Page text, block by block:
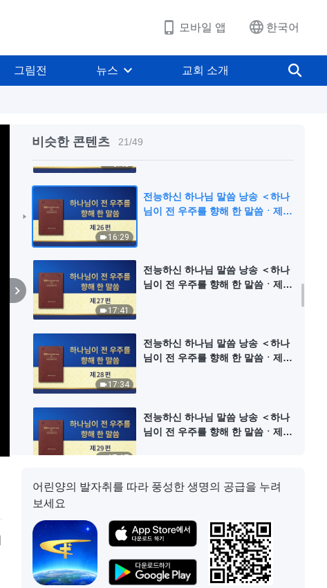
모바일 앱 한국어
그림전 뉴스 교회 소개
비슷한 콘텐츠 21/49
님이 전 우주를 향해 한 말씀ㆍ제
6:43
16:29
전능하신 하나님 말씀 낭송 ＜하나
님이 전 우주를 향해 한 말씀ㆍ제
17:41
전능하신 하나님 말씀 낭송 ＜하나
님이 전 우주를 향해 한 말씀ㆍ제
17:34
전능하신 하나님 말씀 낭송 ＜하나
님이 전 우주를 향해 한 말씀ㆍ제
17:17
전능하신 하나님 말씀 낭송 ＜하나
님이 전 우주를 향해 한 말씀ㆍ제
10:43
전능하신 하나님 말씀 낭송 ＜하나
37편＞
전능하신 하나님 말씀 낭송 ＜하나
님이 전 우주를 향해 한 말씀ㆍ제
어린양의 발자취를 따라 풍성한 생명의 공급을 누려
보세요